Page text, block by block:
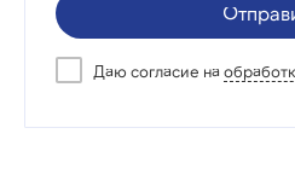
Даю согласие на